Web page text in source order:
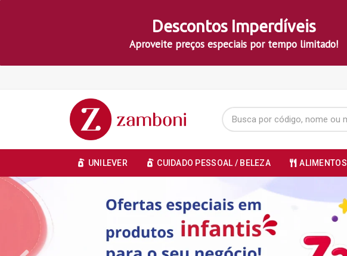
Descontos Imperdíveis
Aproveite preços especiais por tempo limitado!
UNILEVER CUIDADO PESSOAL / BELEZA ALIMENTOS